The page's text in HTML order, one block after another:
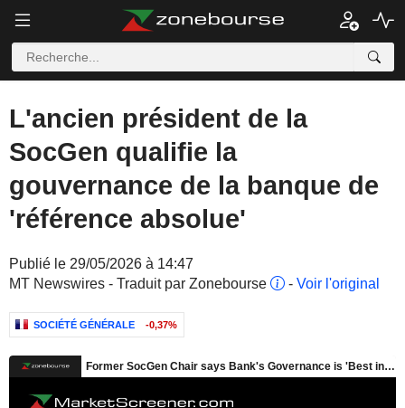
L'ancien président de la
SocGen qualifie la
gouvernance de la banque de
'référence absolue'
Publié le 29/05/2026 à 14:47
MT Newswires - Traduit par Zonebourse
- Voir l'original
SOCIÉTÉ GÉNÉRALE -0,37%